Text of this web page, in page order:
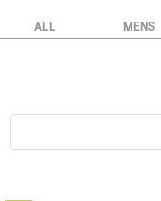
ALL MENS